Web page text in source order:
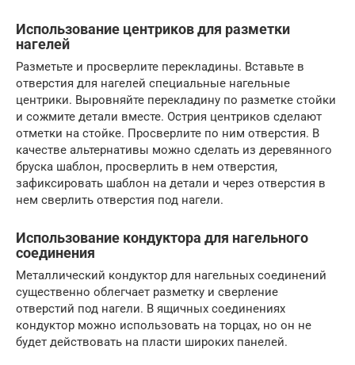
Использование центриков для разметки
нагелей
Разметьте и просверлите перекладины. Вставьте в
отверстия для нагелей специальные нагельные
центрики. Выровняйте перекладину по разметке стойки
и сожмите детали вместе. Острия центриков сделают
отметки на стойке. Просверлите по ним отверстия. В
качестве альтернативы можно сделать из деревянного
бруска шаблон, просверлить в нем отверстия,
зафиксировать шаблон на детали и через отверстия в
нем сверлить отверстия под нагели.
Использование кондуктора для нагельного
соединения
Металлический кондуктор для нагельных соединений
существенно облегчает разметку и сверление
отверстий под нагели. В ящичных соединениях
кондуктор можно использовать на торцах, но он не
будет действовать на пласти широких панелей.